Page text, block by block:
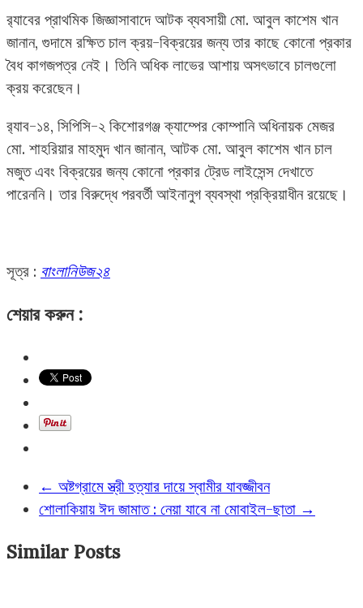
র‌্যাবের প্রাথমিক জিজ্ঞাসাবাদে আটক ব্যবসায়ী মো. আবুল কাশেম খান
জানান, গুদামে রক্ষিত চাল ক্রয়-বিক্রয়ের জন্য তার কাছে কোনো প্রকার
বৈধ কাগজপত্র নেই। তিনি অধিক লাভের আশায় অসৎভাবে চালগুলো
ক্রয় করেছেন।
র‌্যাব-১৪, সিপিসি-২ কিশোরগঞ্জ ক্যাম্পের কোম্পানি অধিনায়ক মেজর
মো. শাহরিয়ার মাহমুদ খান জানান, আটক মো. আবুল কাশেম খান চাল
মজুত এবং বিক্রয়ের জন্য কোনো প্রকার ট্রেড লাইসেন্স দেখাতে
পারেননি। তার বিরুদ্ধে পরবর্তী আইনানুগ ব্যবস্থা প্রক্রিয়াধীন রয়েছে।
সূত্র : বাংলানিউজ২৪
শেয়ার করুন :
← অষ্টগ্রামে স্ত্রী হত্যার দায়ে স্বামীর যাবজ্জীবন
শোলাকিয়ায় ঈদ জামাত : নেয়া যাবে না মোবাইল-ছাতা →
Similar Posts